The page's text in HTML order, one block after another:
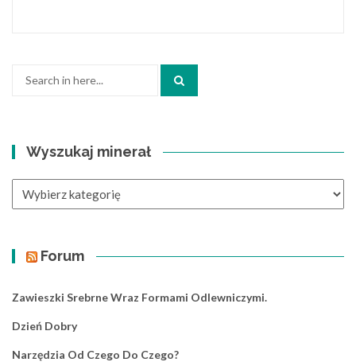
Wyszukaj minerał
Wyszukaj
minerał
Forum
Zawieszki Srebrne Wraz Formami Odlewniczymi.
Dzień Dobry
Narzędzia Od Czego Do Czego?